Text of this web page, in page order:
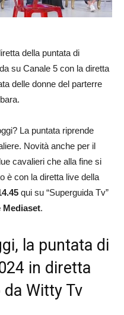
della puntata di
su Canale 5 con la diretta
delle donne del parterre
La puntata riprende
Novità anche per il
cavalieri che alla fine si
è con la diretta live della
qui su “Superguida Tv”
Mediaset.
la puntata di
in diretta
Witty Tv